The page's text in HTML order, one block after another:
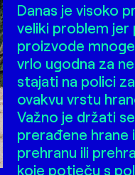
Danas je visoko
veliki problem jer
proizvode
vrlo ugodna za
stajati na polici
ovakvu vrstu
Važno je držati
prerađene hrane
prehranu ili
koje potječu s